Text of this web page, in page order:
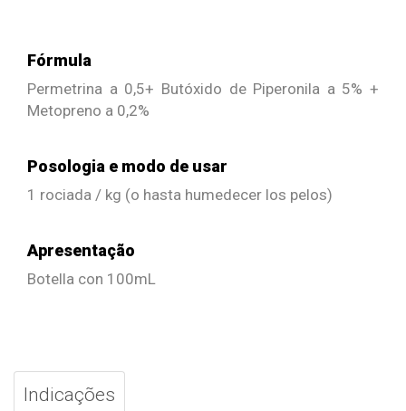
Fórmula
Permetrina a 0,5+ Butóxido de Piperonila a 5% +
Metopreno a 0,2%
Posologia e modo de usar
1 rociada / kg (o hasta humedecer los pelos)
Apresentação
Botella con 100mL
Indicações